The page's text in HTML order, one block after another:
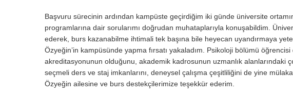
Başvuru sürecinin ardından kampüste geçirdiğim iki günde üniversite
programlarına dair sorularımı doğrudan muhataplarıyla konuşabildim.
ederek, burs kazanabilme ihtimali tek başına bile heyecan uyandırmaya
Özyeğin’in kampüsünde yapma fırsatı yakaladım. Psikoloji bölümü
akreditasyonunun olduğunu, akademik kadrosunun uzmanlık alanlarındaki
seçmeli ders ve staj imkanlarını, deneysel çalışma çeşitliliğini de yine
Özyeğin ailesine ve burs destekçilerimize teşekkür ederim.